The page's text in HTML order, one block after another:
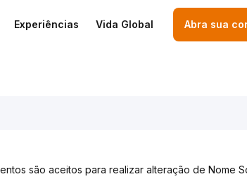
Experiências Vida Global Abra sua
são aceitos para realizar alteração de Nome